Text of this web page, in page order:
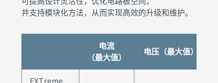
并支持模块化方法，从而实现高效的升级和维护。
电流
（最大值）
电压（最大值）